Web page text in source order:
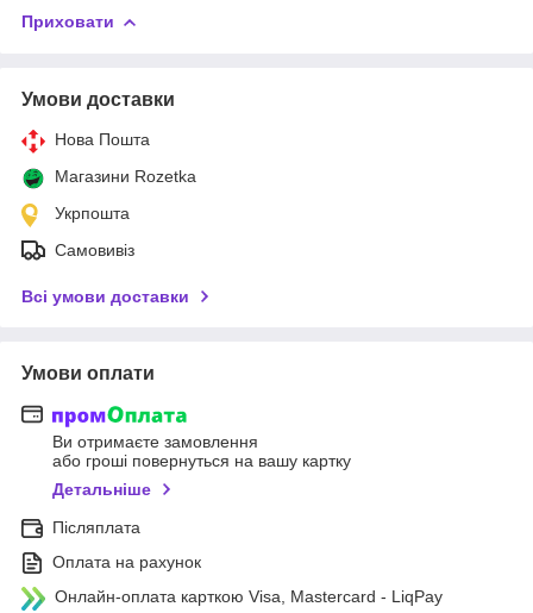
Приховати
Умови доставки
Нова Пошта
Магазини Rozetka
Укрпошта
Самовивіз
Всі умови доставки
Умови оплати
Ви отримаєте замовлення
або гроші повернуться на вашу картку
Детальніше
Післяплата
Оплата на рахунок
Онлайн-оплата карткою Visa, Mastercard - LiqPay